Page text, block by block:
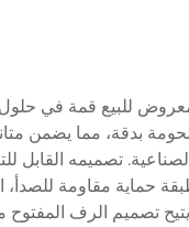
للبيع قمة في
حماية مقاومة للصدأ،
تصميم الرف